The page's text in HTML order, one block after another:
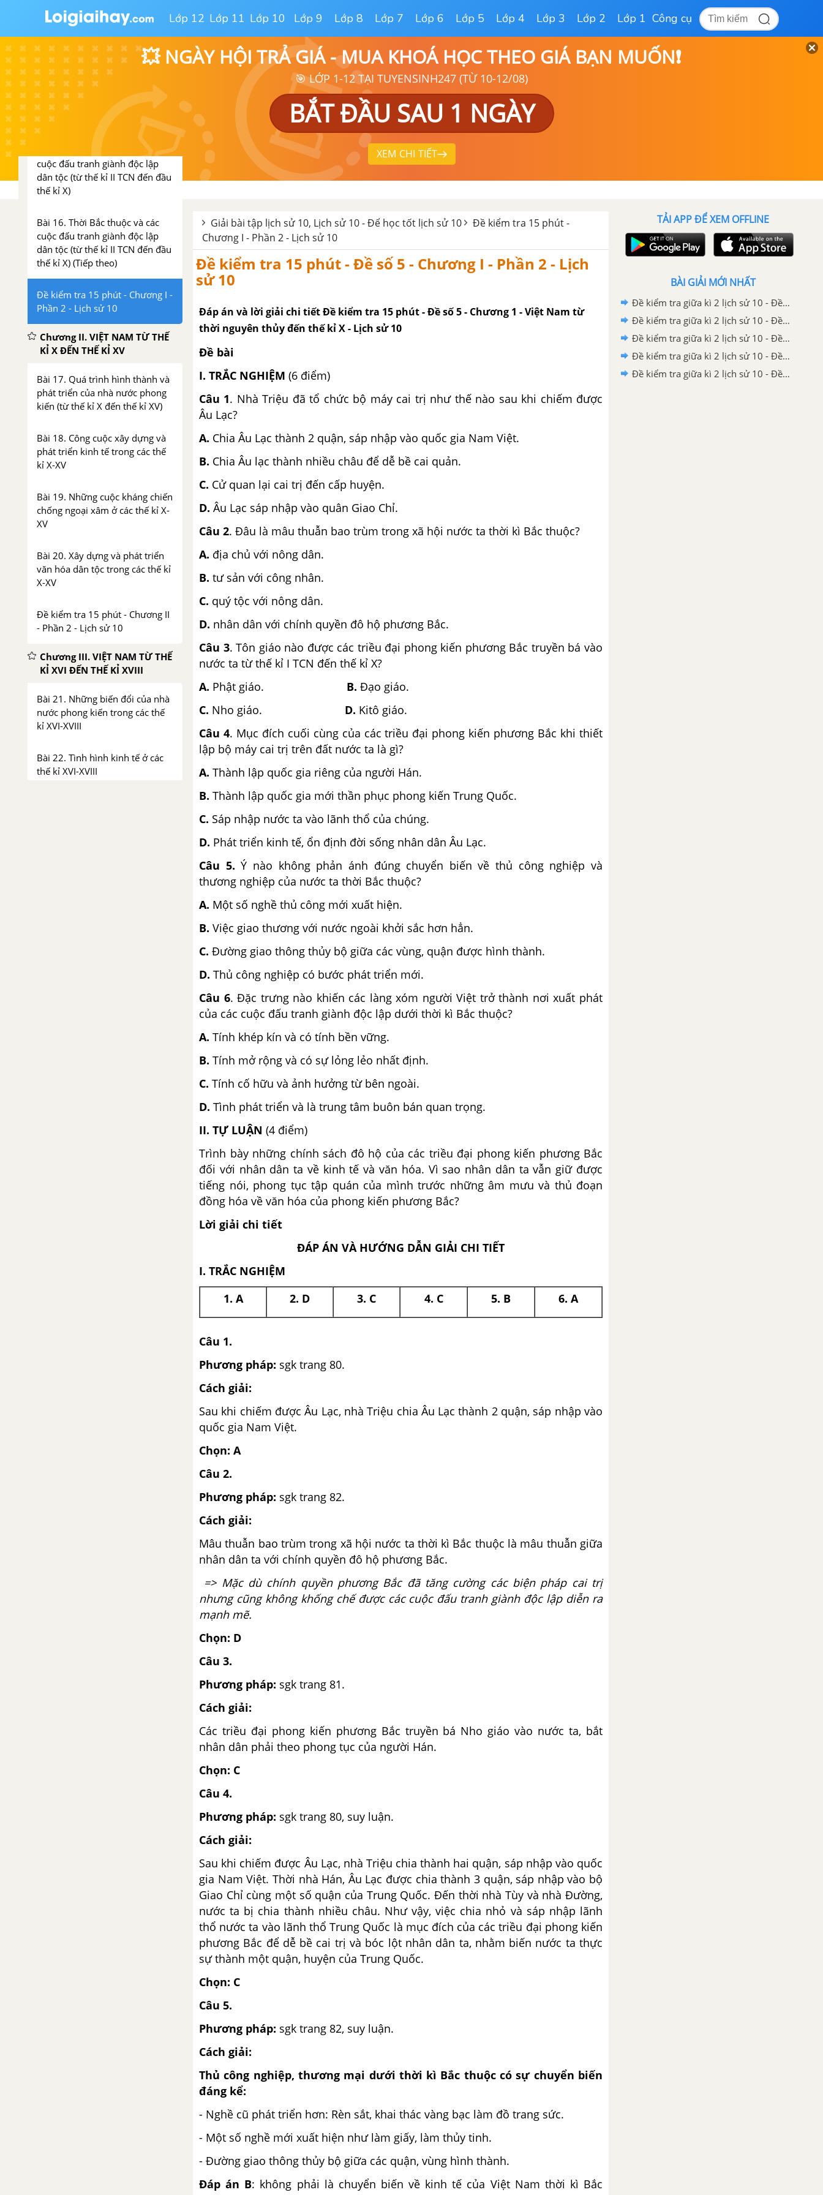
Lớp 12 Lớp 11 Lớp 10 Lớp 9 Lớp 8 Lớp 7 Lớp 6 Lớp 5 Lớp 4 Lớp 3 Lớp 2 Lớp 1 Công cụ
💥 NGÀY HỘI TRẢ GIÁ - MUA KHOÁ HỌC THEO GIÁ BẠN MUỐN❗
🎯 LỚP 1-12 TẠI TUYENSINH247 (TỪ 10-12/08)
BẮT ĐẦU SAU 1 NGÀY
XEM CHI TIẾT
Chương I. VIỆT NAM TỪ THỜI
Bài 13. Việt Nam thời kì nguyên
thủy
Bài 14. Các quốc gia cổ đại trên
đất nước Việt Nam
Bài 15. Thời Bắc thuộc và các
cuộc đấu tranh giành độc lập
dân tộc (từ thế kỉ II TCN đến đầu
thế kỉ X)
Bài 16. Thời Bắc thuộc và các
cuộc đấu tranh giành độc lập
dân tộc (từ thế kỉ II TCN đến đầu
thế kỉ X) (Tiếp theo)
Đề kiểm tra 15 phút - Chương I -
Phần 2 - Lịch sử 10
Chương II. VIỆT NAM TỪ THẾ
KỈ X ĐẾN THẾ KỈ XV
Bài 17. Quá trình hình thành và
phát triển của nhà nước phong
kiến (từ thế kỉ X đến thế kỉ XV)
Bài 18. Công cuộc xây dựng và
phát triển kinh tế trong các thế
kỉ X-XV
Bài 19. Những cuộc kháng chiến
chống ngoại xâm ở các thế kỉ X-
XV
Bài 20. Xây dựng và phát triển
văn hóa dân tộc trong các thế kỉ
X-XV
Đề kiểm tra 15 phút - Chương II
- Phần 2 - Lịch sử 10
Chương III. VIỆT NAM TỪ THẾ
KỈ XVI ĐẾN THẾ KỈ XVIII
Bài 21. Những biến đổi của nhà
nước phong kiến trong các thế
kỉ XVI-XVIII
Bài 22. Tình hình kinh tế ở các
thế kỉ XVI-XVIII
Giải bài tập lịch sử 10, Lịch sử 10 - Để học tốt lịch sử 10
Đề kiểm tra 15 phút -
Chương I - Phần 2 - Lịch sử 10
Đề kiểm tra 15 phút - Đề số 5 - Chương I - Phần 2 - Lịch
sử 10
Đáp án và lời giải chi tiết Đề kiểm tra 15 phút - Đề số 5 - Chương 1 - Việt Nam từ
thời nguyên thủy đến thế kỉ X - Lịch sử 10
Đề bài
I. TRẮC NGHIỆM (6 điểm)
Câu 1. Nhà Triệu đã tổ chức bộ máy cai trị như thế nào sau khi chiếm được
Âu Lạc?
A. Chia Âu Lạc thành 2 quận, sáp nhập vào quốc gia Nam Việt.
B. Chia Âu lạc thành nhiều châu để dễ bề cai quản.
C. Cử quan lại cai trị đến cấp huyện.
D. Âu Lạc sáp nhập vào quân Giao Chỉ.
Câu 2. Đâu là mâu thuẫn bao trùm trong xã hội nước ta thời kì Bắc thuộc?
A. địa chủ với nông dân.
B. tư sản với công nhân.
C. quý tộc với nông dân.
D. nhân dân với chính quyền đô hộ phương Bắc.
Câu 3. Tôn giáo nào được các triều đại phong kiến phương Bắc truyền bá vào
nước ta từ thế kỉ I TCN đến thế kỉ X?
A. Phật giáo. B. Đạo giáo.
C. Nho giáo. D. Kitô giáo.
Câu 4. Mục đích cuối cùng của các triều đại phong kiến phương Bắc khi thiết
lập bộ máy cai trị trên đất nước ta là gì?
A. Thành lập quốc gia riêng của người Hán.
B. Thành lập quốc gia mới thần phục phong kiến Trung Quốc.
C. Sáp nhập nước ta vào lãnh thổ của chúng.
D. Phát triển kinh tế, ổn định đời sống nhân dân Âu Lạc.
Câu 5. Ý nào không phản ánh đúng chuyển biến về thủ công nghiệp và
thương nghiệp của nước ta thời Bắc thuộc?
A. Một số nghề thủ công mới xuất hiện.
B. Việc giao thương với nước ngoài khởi sắc hơn hẳn.
C. Đường giao thông thủy bộ giữa các vùng, quận được hình thành.
D. Thủ công nghiệp có bước phát triển mới.
Câu 6. Đặc trưng nào khiến các làng xóm người Việt trở thành nơi xuất phát
của các cuộc đấu tranh giành độc lập dưới thời kì Bắc thuộc?
A. Tính khép kín và có tính bền vững.
B. Tính mở rộng và có sự lỏng lẻo nhất định.
C. Tính cố hữu và ảnh hưởng từ bên ngoài.
D. Tình phát triển và là trung tâm buôn bán quan trọng.
II. TỰ LUẬN (4 điểm)
Trình bày những chính sách đô hộ của các triều đại phong kiến phương Bắc
đối với nhân dân ta về kinh tế và văn hóa. Vì sao nhân dân ta vẫn giữ được
tiếng nói, phong tục tập quán của mình trước những âm mưu và thủ đoạn
đồng hóa về văn hóa của phong kiến phương Bắc?
Lời giải chi tiết
ĐÁP ÁN VÀ HƯỚNG DẪN GIẢI CHI TIẾT
I. TRẮC NGHIỆM
1. A
2. D 3. C 4. C 5. B 6. A
Câu 1.
Phương pháp: sgk trang 80.
Cách giải:
Sau khi chiếm được Âu Lạc, nhà Triệu chia Âu Lạc thành 2 quận, sáp nhập vào
quốc gia Nam Việt.
Chọn: A
Câu 2.
Phương pháp: sgk trang 82.
Cách giải:
Mâu thuẫn bao trùm trong xã hội nước ta thời kì Bắc thuộc là mâu thuẫn giữa
nhân dân ta với chính quyền đô hộ phương Bắc.
=> Mặc dù chính quyền phương Bắc đã tăng cường các biện pháp cai trị
nhưng cũng không khống chế được các cuộc đấu tranh giành độc lập diễn ra
mạnh mẽ.
Chọn: D
Câu 3.
Phương pháp: sgk trang 81.
Cách giải:
Các triều đại phong kiến phương Bắc truyền bá Nho giáo vào nước ta, bắt
nhân dân phải theo phong tục của người Hán.
Chọn: C
Câu 4.
Phương pháp: sgk trang 80, suy luận.
Cách giải:
Sau khi chiếm được Âu Lạc, nhà Triệu chia thành hai quận, sáp nhập vào quốc
gia Nam Việt. Thời nhà Hán, Âu Lạc được chia thành 3 quận, sáp nhập vào bộ
Giao Chỉ cùng một số quận của Trung Quốc. Đến thời nhà Tùy và nhà Đường,
nước ta bị chia thành nhiều châu. Như vậy, việc chia nhỏ và sáp nhập lãnh
thổ nước ta vào lãnh thổ Trung Quốc là mục đích của các triều đại phong kiến
phương Bắc để dễ bề cai trị và bóc lột nhân dân ta, nhằm biến nước ta thực
sự thành một quận, huyện của Trung Quốc.
Chọn: C
Câu 5.
Phương pháp: sgk trang 82, suy luận.
Cách giải:
Thủ công nghiệp, thương mại dưới thời kì Bắc thuộc có sự chuyển biến
đáng kể:
- Nghề cũ phát triển hơn: Rèn sắt, khai thác vàng bạc làm đồ trang sức.
- Một số nghề mới xuất hiện như làm giấy, làm thủy tinh.
- Đường giao thông thủy bộ giữa các quận, vùng hình thành.
Đáp án B: không phải là chuyển biến về kinh tế của Việt Nam thời kì Bắc
TẢI APP ĐỂ XEM OFFLINE
BÀI GIẢI MỚI NHẤT
Đề kiểm tra giữa kì 2 lịch sử 10 - Đề số 5 có lời giải chi tiết
Đề kiểm tra giữa kì 2 lịch sử 10 - Đề số 4 có lời giải chi tiết
Đề kiểm tra giữa kì 2 lịch sử 10 - Đề số 3 có lời giải chi tiết
Đề kiểm tra giữa kì 2 lịch sử 10 - Đề số 2 có lời giải chi tiết
Đề kiểm tra giữa kì 2 lịch sử 10 - Đề số 1 có lời giải chi tiết